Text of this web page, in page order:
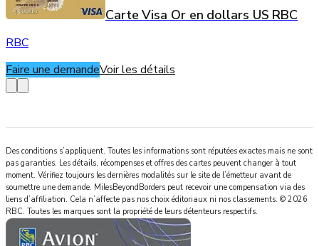
Carte Visa Or en dollars US RBC
RBC
Faire une demandeVoir les détails
Des conditions s’appliquent. Toutes les informations sont réputées exactes mais ne sont
pas garanties. Les détails, récompenses et offres des cartes peuvent changer à tout
moment. Vérifiez toujours les dernières modalités sur le site de l’émetteur avant de
soumettre une demande. MilesBeyondBorders peut recevoir une compensation via des
liens d’affiliation. Cela n’affecte pas nos choix éditoriaux ni nos classements. © 2026
RBC. Toutes les marques sont la propriété de leurs détenteurs respectifs.